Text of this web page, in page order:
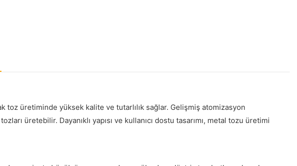
toz üretiminde yüksek kalite ve tutarlılık sağlar. Gelişmiş atomizasyon
üretebilir. Dayanıklı yapısı ve kullanıcı dostu tasarımı, metal tozu üretimi